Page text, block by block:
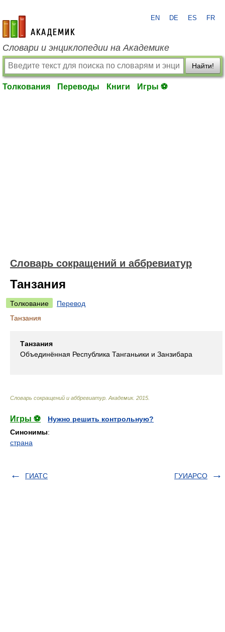
academic.ru
EN DE ES FR
Словари и энциклопедии на Академике
Найти!
Толкования Переводы Книги Игры ⚽
Словарь сокращений и аббревиатур
Танзания
Толкование
Перевод
Танзания
Танзания
Объединённая Республика Танганьики и Занзибара
Словарь сокращений и аббревиатур Академик. 2015
Игры ⚽
Нужно решить контрольную?
Синонимы:
страна
ГИАТС ГУИАРСО